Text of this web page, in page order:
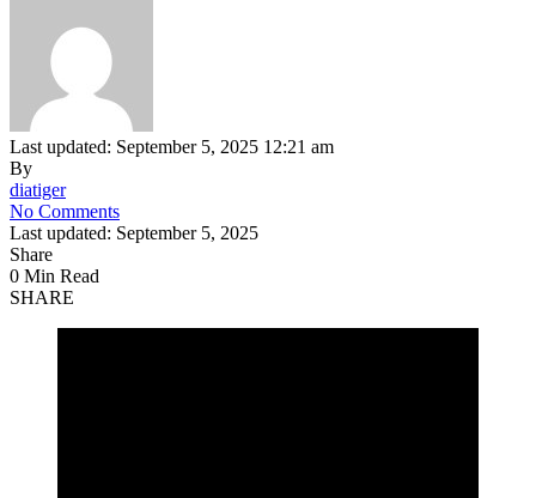
Last updated: September 5, 2025 12:21 am
By
diatiger
No Comments
Last updated: September 5, 2025
Share
0 Min Read
SHARE